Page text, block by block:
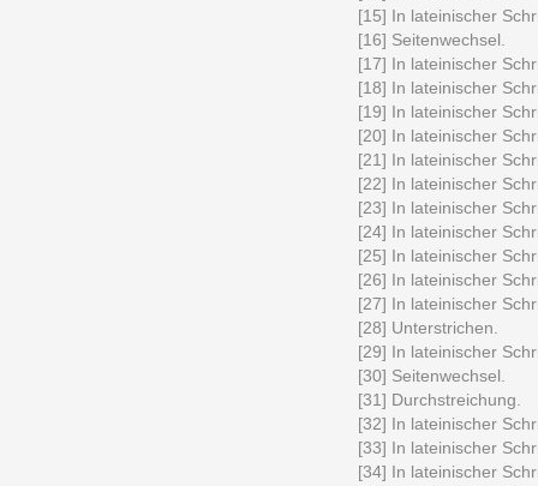
[15] In lateinischer
[16] Seitenwechsel.
[17] In lateinischer
[18] In lateinischer
[19] In lateinischer
[20] In lateinischer
[21] In lateinischer
[22] In lateinischer
[23] In lateinischer
[24] In lateinischer
[25] In lateinischer
[26] In lateinischer
[27] In lateinischer
[28] Unterstrichen.
[29] In lateinischer
[30] Seitenwechsel.
[31] Durchstreichung.
[32] In lateinischer
[33] In lateinischer
[34] In lateinischer